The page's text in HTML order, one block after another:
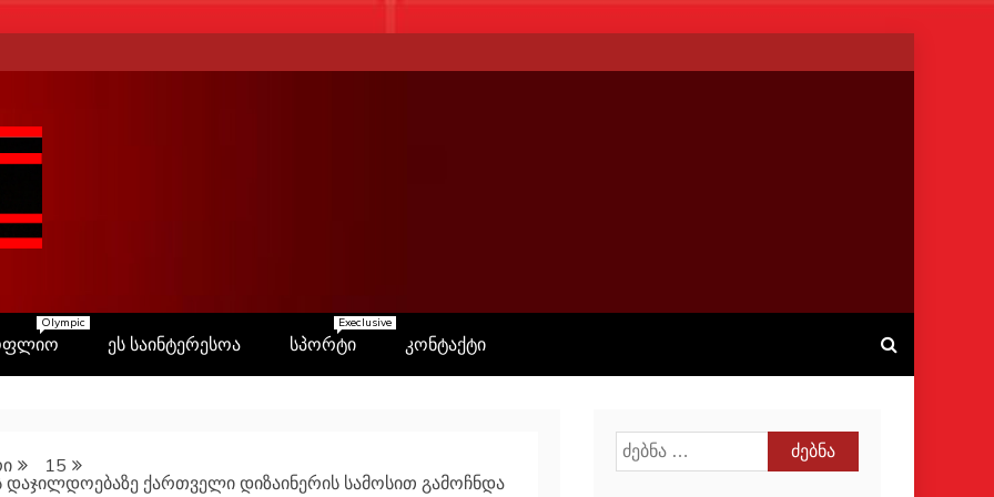
Olympic
ეს საინტერესოა სპორტი
Execlusive
კონტაქტი
15
დაჯილდოებაზე ქართველი დიზაინერის სამოსით გამოჩნდა
ძებნა: